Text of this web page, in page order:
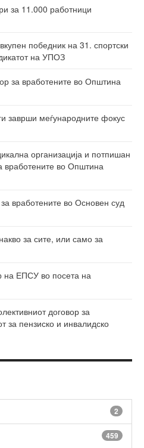
за 11.000 работници
победник на 31. спортски
на УПОЗ
за вработените во Општина
заврши меѓународните фокус
организација и потпишан
вработените во Општина
вработените во Основен суд
за сите, или само за
на ЕПСУ во посета на
договор за
за пензиско и инвалидско
2
459